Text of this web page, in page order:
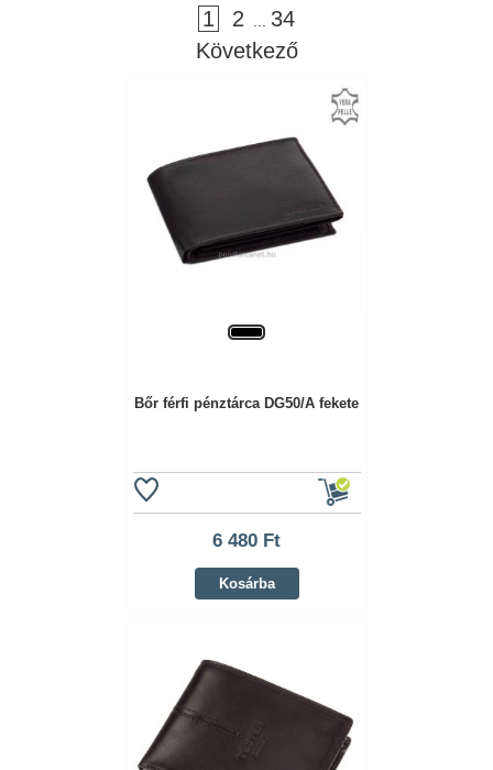
1
2
34
Következő
Bőr férfi pénztárca DG50/A fekete
6 480 Ft
Kosárba